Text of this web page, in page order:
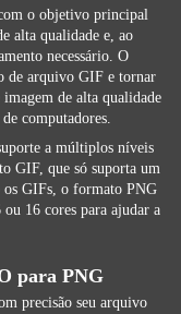
o objetivo principal
alta qualidade e, ao
necessário. O
de arquivo GIF e tornar
de alta qualidade
computadores.
a múltiplos níveis
GIF, que só suporta um
os GIFs, o formato PNG
16 cores para ajudar a
para PNG
precisão seu arquivo